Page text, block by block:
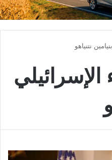
نتنياهو